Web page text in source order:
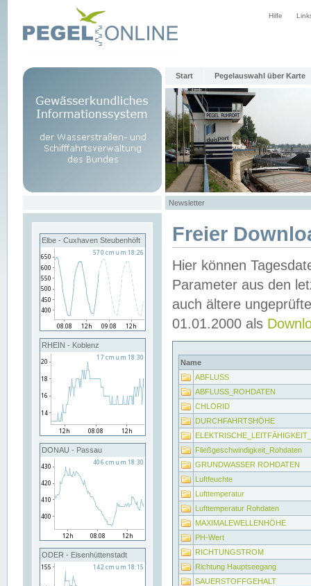
Hilfe
Start Pegelauswahl über Karte
Newsletter
Elbe - Cuxhaven Steubenhöft
RHEIN - Koblenz
DONAU - Passau
ODER - Eisenhüttenstadt
Freier
Hier können
Parameter aus den
auch ältere
01.01.2000 als
Name
ABFLUSS
ABFLUSS_ROHDATEN
CHLORID
DURCHFAHRTSHÖHE
Fließgeschwindigkeit_Rohdaten
GRUNDWASSER ROHDATEN
Luftfeuchte
Lufttemperatur
Lufttemperatur Rohdaten
MAXIMALEWELLENHÖHE
PH-Wert
RICHTUNGSTROM
Richtung Hauptseegang
SAUERSTOFFGEHALT